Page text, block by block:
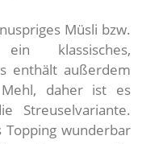
Müsli bzw.
klassisches,
enthält außerdem
daher ist es
Streuselvariante.
wunderbar